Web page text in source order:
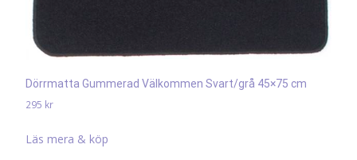
Dörrmatta Gummerad Välkommen Svart/grå 45×75 cm
295 kr
Läs mera & köp